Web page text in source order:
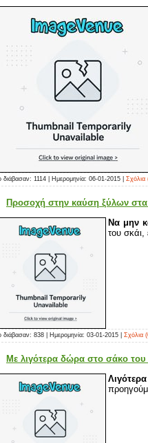
διάβασαν: 1114 | Ημερομηνία: 06-01-2015 Σχόλια
Προσοχή στην καύση ξύλων στα
Να μην
του
διάβασαν: 838 | Ημερομηνία: 03-01-2015 Σχόλια
Με λιγότερα δώρα στο σάκο του